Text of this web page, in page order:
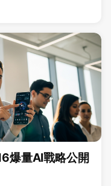
爆量AI戰略公開